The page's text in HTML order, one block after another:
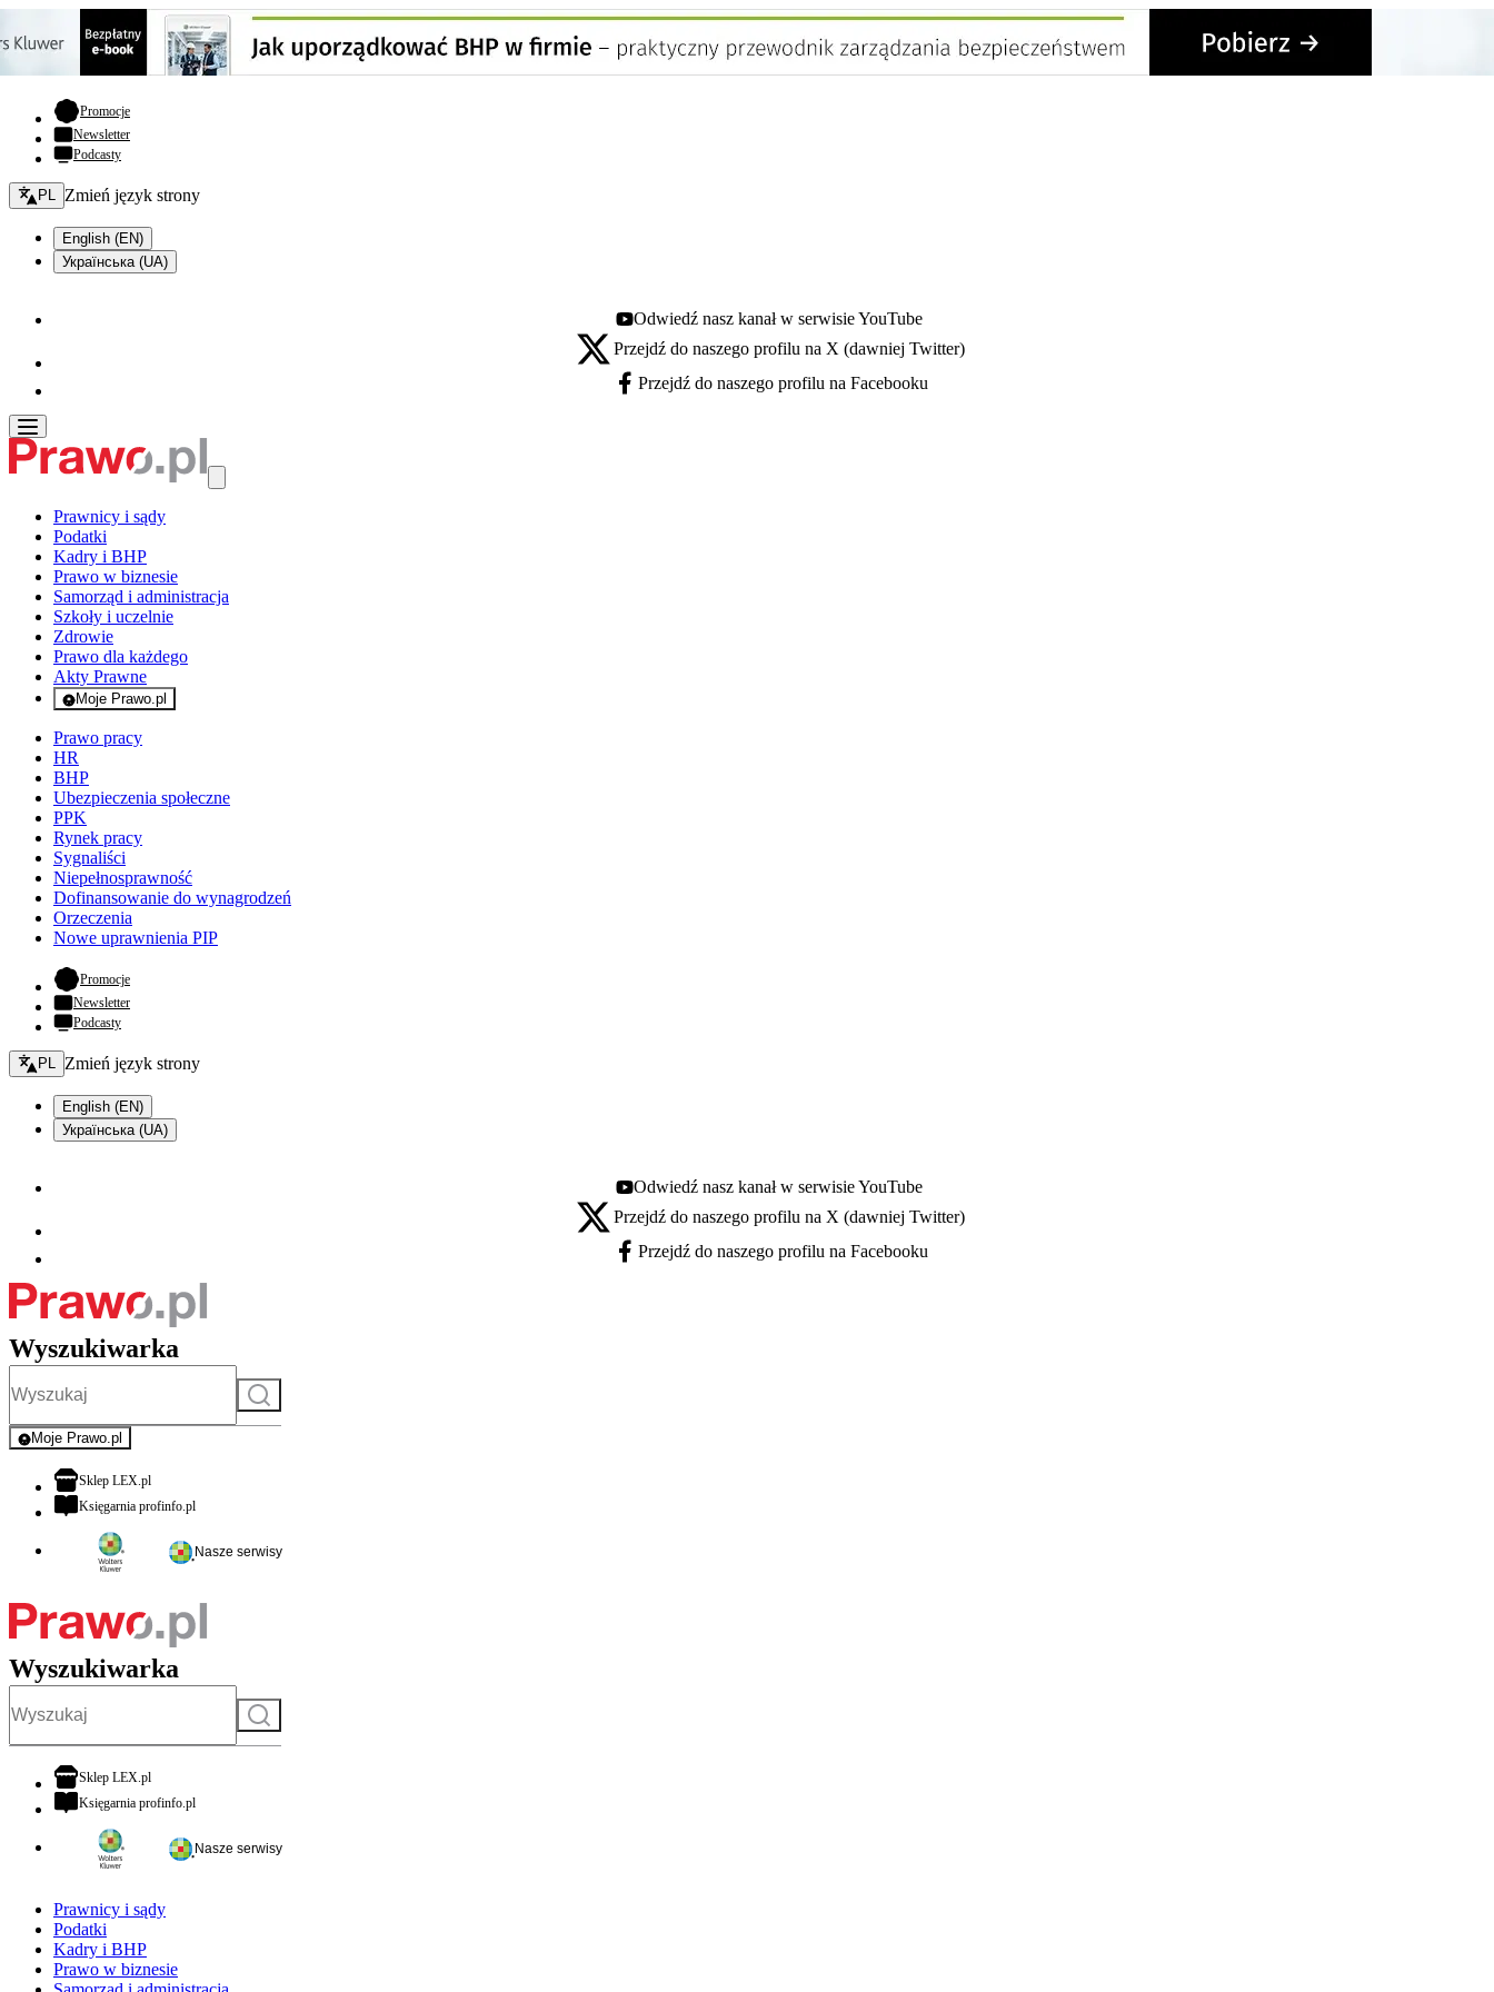
Promocje- otwiera się w nowej karcie
Newsletter
Podcasty
Zmień język - bieżący:
PL Zmień język strony
English (EN)
Українська (UA)
Youtube - otwiera się w nowej karcie
Odwiedź nasz kanał w serwisie YouTube
X - otwiera się w nowej karcie
Przejdź do naszego profilu na X (dawniej Twitter)
Facebook - otwiera się w nowej karcie
Przejdź do naszego profilu na Facebooku
Prawnicy i sądy
Podatki
Kadry i BHP
Prawo w biznesie
Samorząd i administracja
Szkoły i uczelnie
Zdrowie
Prawo dla każdego
Akty Prawne
Moje Prawo.pl
- rejestracja i logowanie do serwisu
Prawo pracy
HR
BHP
Ubezpieczenia społeczne
PPK
Rynek pracy
Sygnaliści
Niepełnosprawność
Dofinansowanie do wynagrodzeń
Orzeczenia
Nowe uprawnienia PIP
Promocje- otwiera się w nowej karcie
Newsletter
Podcasty
Zmień język - bieżący:
PL Zmień język strony
English (EN)
Українська (UA)
Youtube - otwiera się w nowej karcie
Odwiedź nasz kanał w serwisie YouTube
X - otwiera się w nowej karcie
Przejdź do naszego profilu na X (dawniej Twitter)
Facebook - otwiera się w nowej karcie
Przejdź do naszego profilu na Facebooku
Wyszukiwarka
Szukaj
Moje Prawo.pl
- rejestracja i logowanie do serwisu
Sklep LEX.plotwiera się w nowej karcie
Księgarnia profinfo.plotwiera się w nowej karcie
Nasze serwisy
Wyszukiwarka
Szukaj
Sklep LEX.plotwiera się w nowej karcie
Księgarnia profinfo.plotwiera się w nowej karcie
Nasze serwisy
Prawnicy i sądy
Podatki
Kadry i BHP
Prawo w biznesie